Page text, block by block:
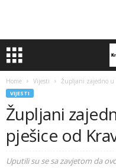
Home Vijesti Župljani zajedno u
VIJESTI
Župljani
pješice od
Uputili su se sa zavjetom da